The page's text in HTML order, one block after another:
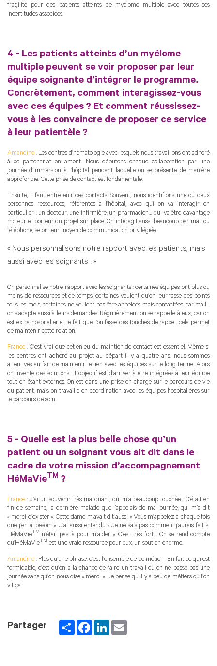
fragilité pour des patients atteints de myélome multiple avec toutes ses
incertitudes associées.
4 - Les patients atteints d’un myélome
multiple peuvent se voir proposer par leur
équipe soignante d’intégrer le programme.
Concrètement, comment interagissez-vous
avec ces équipes ? Et comment réussissez-
vous à les convaincre de proposer ce service
à leur patientèle ?
Amandine : Les centres d’hématologie avec lesquels nous travaillons ont adhéré
à ce partenariat en amont. Nous débutons chaque collaboration par une
journée d’immersion à l’hôpital pendant laquelle on se présente de manière
approfondie. Cette prise de contact est fondamentale.
Ensuite, il faut entretenir ces contacts. Souvent, nous identifions une ou deux
personnes ressources, référentes à l’hôpital, avec qui on va interagir en
particulier : un docteur, une infirmière, un pharmacien… qui va être davantage
moteur et porteur du projet sur place. On interagit aussi beaucoup par mail ou
téléphone, selon leur moyen de communication privilégiée.
« Nous personnalisons notre rapport avec les patients, mais
aussi avec les soignants ! »
On personnalise notre rapport avec les soignants : certaines équipes ont plus ou
moins de ressources et de temps, certaines veulent qu’on leur fasse des points
tous les mois, certaines ne veulent pas être appelées mais contactées par mail…
on s’adapte aussi à leurs demandes. Régulièrement on se rappelle à eux, car on
est extra hospitalier et le fait que l’on fasse des touches de rappel, cela permet
de maintenir cette relation.
France : C’est vrai que cet enjeu du maintien de contact est essentiel. Même si
les centres ont adhéré au projet au départ il y a quatre ans, nous sommes
attentives au fait de maintenir le lien avec les équipes sur le long terme. Alors
on invente des solutions ! L’objectif est d’arriver à être intégrées à leur équipe
tout en étant externes. On est dans une prise en charge sur le parcours de vie
du patient, mais on travaille en coordination avec les équipes hospitalières sur
le parcours de soin.
5 - Quelle est la plus belle chose qu’un
patient ou un soignant vous ait dit dans le
cadre de votre mission d’accompagnement
HéMaVie TM ?
France : J’ai un souvenir très marquant, qui m’a beaucoup touchée… C’était en
fin de semaine, la dernière malade que j’appelais de ma journée, qui m’a dit
« merci d’exister ». Cette dame m’avait dit aussi « Vous m’appelez à chaque fois
que j’en ai besoin ». J’ai aussi entendu « Je ne sais pas comment j’aurais fait si
HéMaVie TM n’était pas là pour m’aider ». C’est très fort ! On se rend compte
qu’HéMaVie TM est une vraie ressource pour eux, un soutien énorme.
Amandine : Plus qu’une phrase, c’est l’ensemble de ce métier ! En fait ce qui est
formidable, c’est qu’on a la chance de faire un travail où on ne passe pas une
journée sans qu’on nous dise « merci ». Je pense qu’il y a peu de métiers où l’on
vit ça !
Partager PartagerFacebookLinkedInEmail